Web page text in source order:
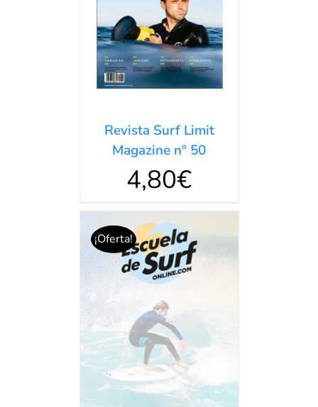
CARRITO /
DETALLES
Revista Surf Limit
Magazine nº 50
4,80€
¡Oferta!
5.00de 5
AÑADIR AL
CARRITO
DETALLES